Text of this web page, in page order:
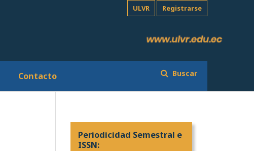
Contacto Buscar
ULVR Registrarse
Periodicidad Semestral e
ISSN: